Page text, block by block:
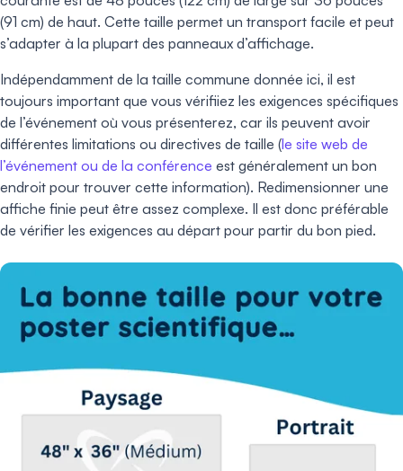
(91 cm) de haut. Cette taille permet un transport facile et peut
s’adapter à la plupart des panneaux d’affichage.
Indépendamment de la taille commune donnée ici, il est
toujours important que vous vérifiiez les exigences spécifiques
de l’événement où vous présenterez, car ils peuvent avoir
différentes limitations ou directives de taille (le site web de
l’événement ou de la conférence est généralement un bon
endroit pour trouver cette information). Redimensionner une
affiche finie peut être assez complexe. Il est donc préférable
de vérifier les exigences au départ pour partir du bon pied.